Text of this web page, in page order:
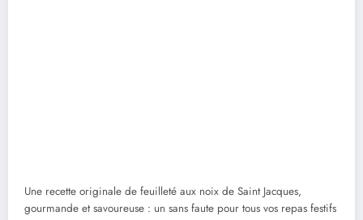
Une recette originale de feuilleté aux noix de Saint Jacques,
gourmande et savoureuse : un sans faute pour tous vos repas festifs